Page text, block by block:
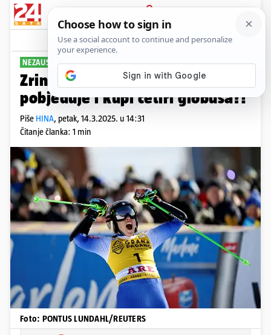
PRIJAVA
Sport Komentari
NEZAUSTAVLJIVA
Zrinka čeka borbu, a Talijanka
pobjeđuje i kupi četiri globusa?!
Piše HINA, petak, 14.3.2025. u 14:31
Čitanje članka: 1 min
Foto: PONTUS LUNDAHL/REUTERS